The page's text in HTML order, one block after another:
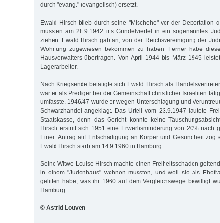
durch "evang." (evangelisch) ersetzt.
Ewald Hirsch blieb durch seine "Mischehe" vor der Deportation
mussten am 28.9.1942 ins Grindelviertel in ein sogenanntes
ziehen. Ewald Hirsch gab an, von der Reichsvereinigung der
Wohnung zugewiesen bekommen zu haben. Ferner habe
Hausverwalters übertragen. Von April 1944 bis März 1945
Lagerarbeiter.
Nach Kriegsende betätigte sich Ewald Hirsch als
war er als Prediger bei der Gemeinschaft christlicher Israeliten
umfasste. 1946/47 wurde er wegen Unterschlagung und
Schwarzhandel angeklagt. Das Urteil vom 23.9.1947 lautete
Staatskasse, denn das Gericht konnte keine
Hirsch erstritt sich 1951 eine Erwerbsminderung von 20% nach
Einen Antrag auf Entschädigung an Körper und Gesundheit zog
Ewald Hirsch starb am 14.9.1960 in Hamburg.
Seine Witwe Louise Hirsch machte einen Freiheitsschaden
in einem "Judenhaus" wohnen mussten, und weil sie als
gelitten habe, was ihr 1960 auf dem Vergleichswege bewilligt
Hamburg.
© Astrid Louven